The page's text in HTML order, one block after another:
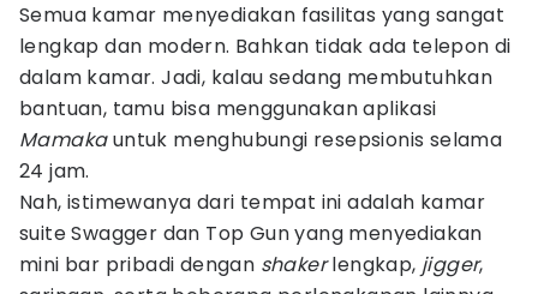
Semua kamar menyediakan fasilitas yang sangat
lengkap dan modern. Bahkan tidak ada telepon di
dalam kamar. Jadi, kalau sedang membutuhkan
bantuan, tamu bisa menggunakan aplikasi
Mamakauntuk menghubungi resepsionis selama
24 jam.
Nah, istimewanya dari tempat ini adalah kamar
suite Swagger dan Top Gun yang menyediakan
mini bar pribadi dengan shakerlengkap, jigger,